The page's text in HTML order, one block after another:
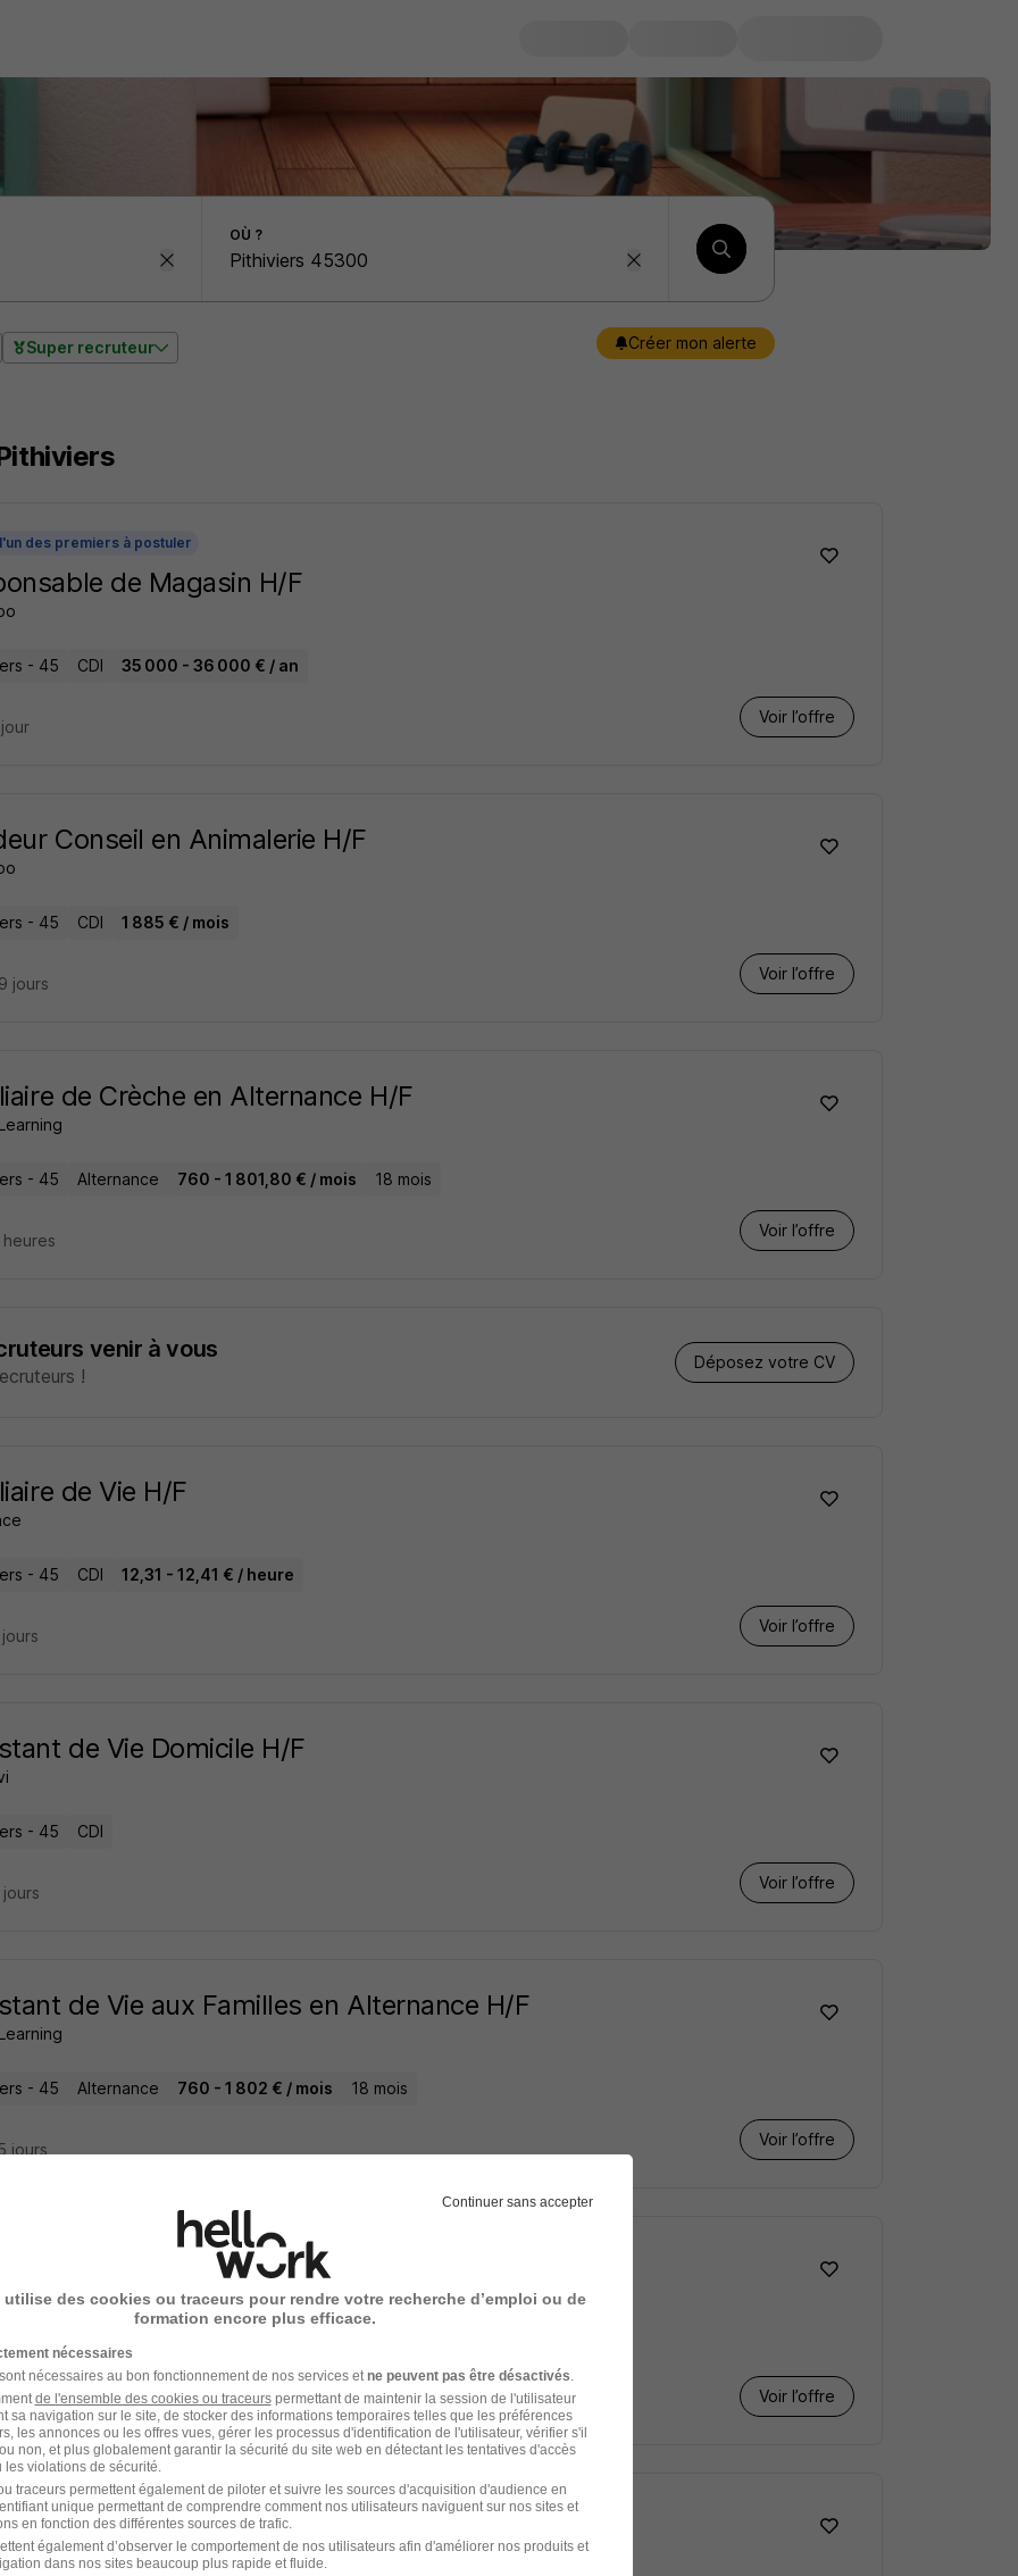
OÙ ?
Super recruteur Créer mon alerte
des premiers à postuler
de Magasin H/F
- 45 CDI 35 000 - 36 000 € / an
Voir l’offre
Conseil en Animalerie H/F
- 45 CDI 1 885 € / mois
Voir l’offre
jours
de Crèche en Alternance H/F
- 45 Alternance 760 - 1 801,80 € / mois 18 mois
Voir l’offre
venir à vous
!
Déposez votre CV
de Vie H/F
- 45 CDI 12,31 - 12,41 € / heure
Voir l’offre
de Vie Domicile H/F
- 45 CDI
Voir l’offre
de Vie aux Familles en Alternance H/F
- 45 Alternance 760 - 1 802 € / mois 18 mois
Voir l’offre
jours
- 45
Voir l’offre
jours
de Vie en Alternance H/F
Continuer sans accepter
utilise des cookies ou traceurs pour rendre votre recherche d’emploi ou de
formation encore plus efficace.
nécessaires
nécessaires au bon fonctionnement de nos services et ne peuvent pas être désactivés
de l'ensemble des cookies ou traceurspermettant de maintenir la session de l'utilisateur
sa navigation sur le site, de stocker des informations temporaires telles que les préférences
les annonces ou les offres vues, gérer les processus d'identification de l'utilisateur, vérifier s'il
non, et plus globalement garantir la sécurité du site web en détectant les tentatives d'accès
violations de sécurité.
traceurs permettent également de piloter et suivre les sources d'acquisition d'audience en
unique permettant de comprendre comment nos utilisateurs naviguent sur nos sites et
en fonction des différentes sources de trafic.
également d’observer le comportement de nos utilisateurs afin d'améliorer nos produits et
dans nos sites beaucoup plus rapide et fluide.